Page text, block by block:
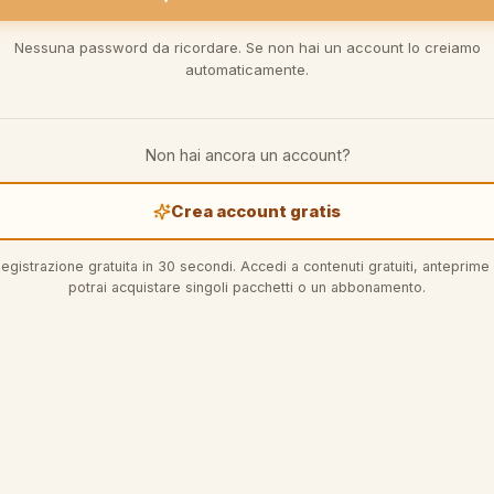
Nessuna password da ricordare. Se non hai un account lo creiamo
automaticamente.
Non hai ancora un account?
Crea account gratis
gratuita in 30 secondi. Accedi a contenuti gratuiti, anteprime
potrai acquistare singoli pacchetti o un abbonamento.